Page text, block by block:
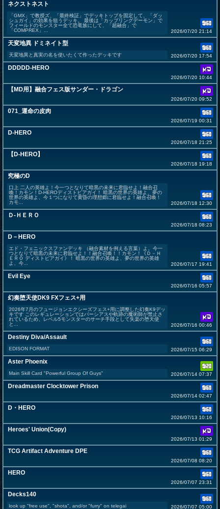
ネクストネスト
「GMX」で教授ズ、「最終検証」でデッキトップを固定して、「ダッ
シュガイ」の効果を狙うデッキ。 最後は「カップリングデーモン」で
フィールドのモンスター全て恐竜族にして、「超融合」で
「COMPREX」...
2026/07/20 21:14
天変地異 ドミネイト型
天変地異と真実の名を使いたくて作ったデッキです 2026/07/20 17:54
DDDDD-HERO
2026/07/20 10:44
【MD用】融合フェス版サンダー・ドラゴン
2026/07/20 09:52
071_運命の皮肉
2026/07/19 00:31
D-HERO
2026/07/18 21:25
【D-HERO】
2026/07/18 19:18
究極のD
口上 二人の英雄よ！今一つとなりて暗黒の未来に君臨せよ！融合召
喚！カモン！D-HEROディストピアガイ！ 暗黒の世界の英雄よ、夢の
世界の英雄よ、今１つになりて黄昏の理想郷に君臨せよ！融合召喚！
カモ...
2026/07/18 12:30
Ｄ-ＨＥＲＯ
2026/07/18 08:23
D－HERO
エド・フェニックスファンデッキ （融合素材を例える言葉）よ。今一
つとなりて暗黒の未来に君臨せよ！！融合召喚！！カモン！《Ｄ－Ｈ
ＥＲＯ ディストピアガイ》！ 暗黒の世界の英雄よ、夢の世界の英雄
よ、今...
2026/07/17 19:41
Evil Eye
2026/07/16 05:57
幻奏堕天使DK9 FXフェス+用
2026年7月のフュージョンエクシーズフェス+用に調整した幻奏K9デッ
キです このレギュレーションではパーシアスや軌跡の魔術師が禁止さ
れているため、レベル5モンスターのサーチ手段として失楽の堕天使
と...
2026/07/16 00:46
Destiny Diva/Assault
EDISON FORMAT 2026/07/15 06:29
Aster Phoenix
Main Skill Card "Powerful Group Of Guys" 2026/07/14 07:37
Dreadmaster Clocktower Prison
2026/07/14 02:47
D・HERO
2026/07/13 10:16
Heroes' Union(Copy)
2026/07/13 01:29
TCG Artifact Adventure DPE
2026/07/08 08:20
HERO
2026/07/07 23:31
Decks140
look up "free use", "shota", and/or "furry" on telegai 2026/07/07 05:00